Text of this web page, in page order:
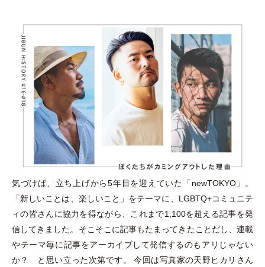
気づけば、立ち上げから5年目を迎えていた 「 newTOKYO」
。
「新しいことは、楽しいこと 」 をテーマに、LGBTQ+コミュニテ
ィの皆さんに協力を得ながら、これまで1,100を超える記事を発
信してきました。そこそこに記事もたまってきたことだし、連載
やテーマ毎に記事をアーカイブして発信するのもアリじゃない
か？ と思い立った次第です。 今回は写真家の天野ヒカリさん